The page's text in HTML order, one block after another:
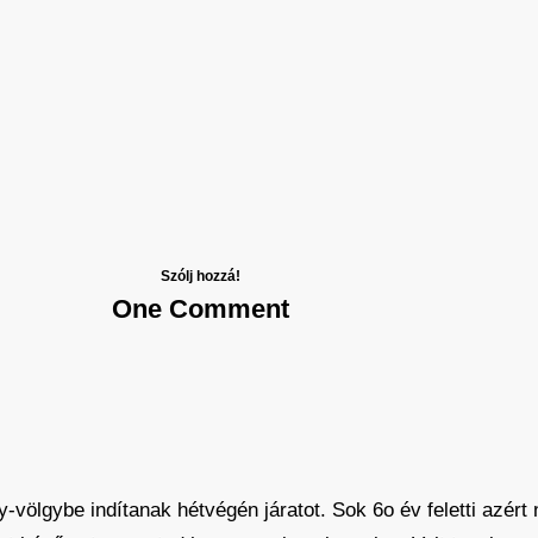
Szólj hozzá!
One Comment
völgybe indítanak hétvégén járatot. Sok 6o év feletti azért